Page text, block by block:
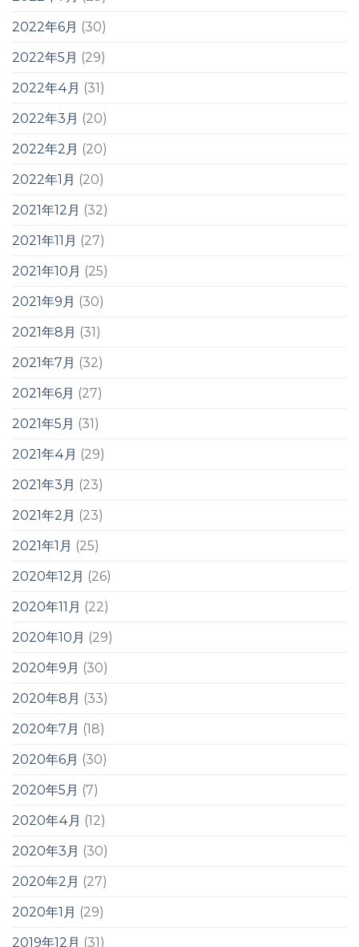
2022年6月 (30)
2022年5月 (29)
2022年4月 (31)
2022年3月 (20)
2022年2月 (20)
2022年1月 (20)
2021年12月 (32)
2021年11月 (27)
2021年10月 (25)
2021年9月 (30)
2021年8月 (31)
2021年7月 (32)
2021年6月 (27)
2021年5月 (31)
2021年4月 (29)
2021年3月 (23)
2021年2月 (23)
2021年1月 (25)
2020年12月 (26)
2020年11月 (22)
2020年10月 (29)
2020年9月 (30)
2020年8月 (33)
2020年7月 (18)
2020年6月 (30)
2020年5月 (7)
2020年4月 (12)
2020年3月 (30)
2020年2月 (27)
2020年1月 (29)
2019年12月 (31)